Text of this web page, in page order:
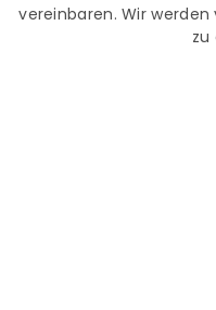
vereinbaren. Wir
zu